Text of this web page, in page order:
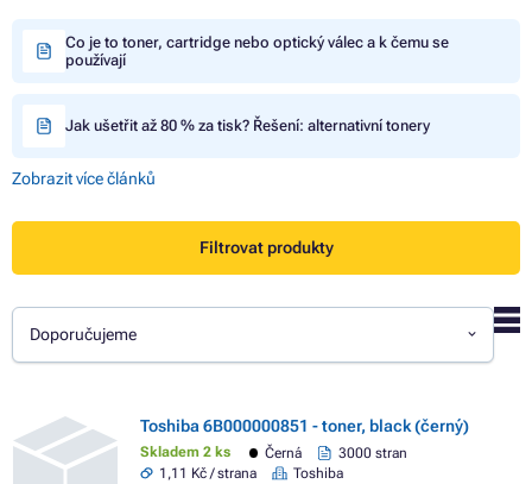
Co je to toner, cartridge nebo optický válec a k čemu se
používají
Jak ušetřit až 80 % za tisk? Řešení: alternativní tonery
Zobrazit více článků
Filtrovat produkty
Doporučujeme
Toshiba 6B000000851 - toner, black (černý)
Skladem 2 ks Černá
3000 stran
1,11 Kč / strana
Toshiba